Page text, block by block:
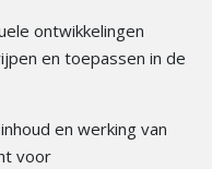
ontwikkelingen
en toepassen in de
en werking van
voor